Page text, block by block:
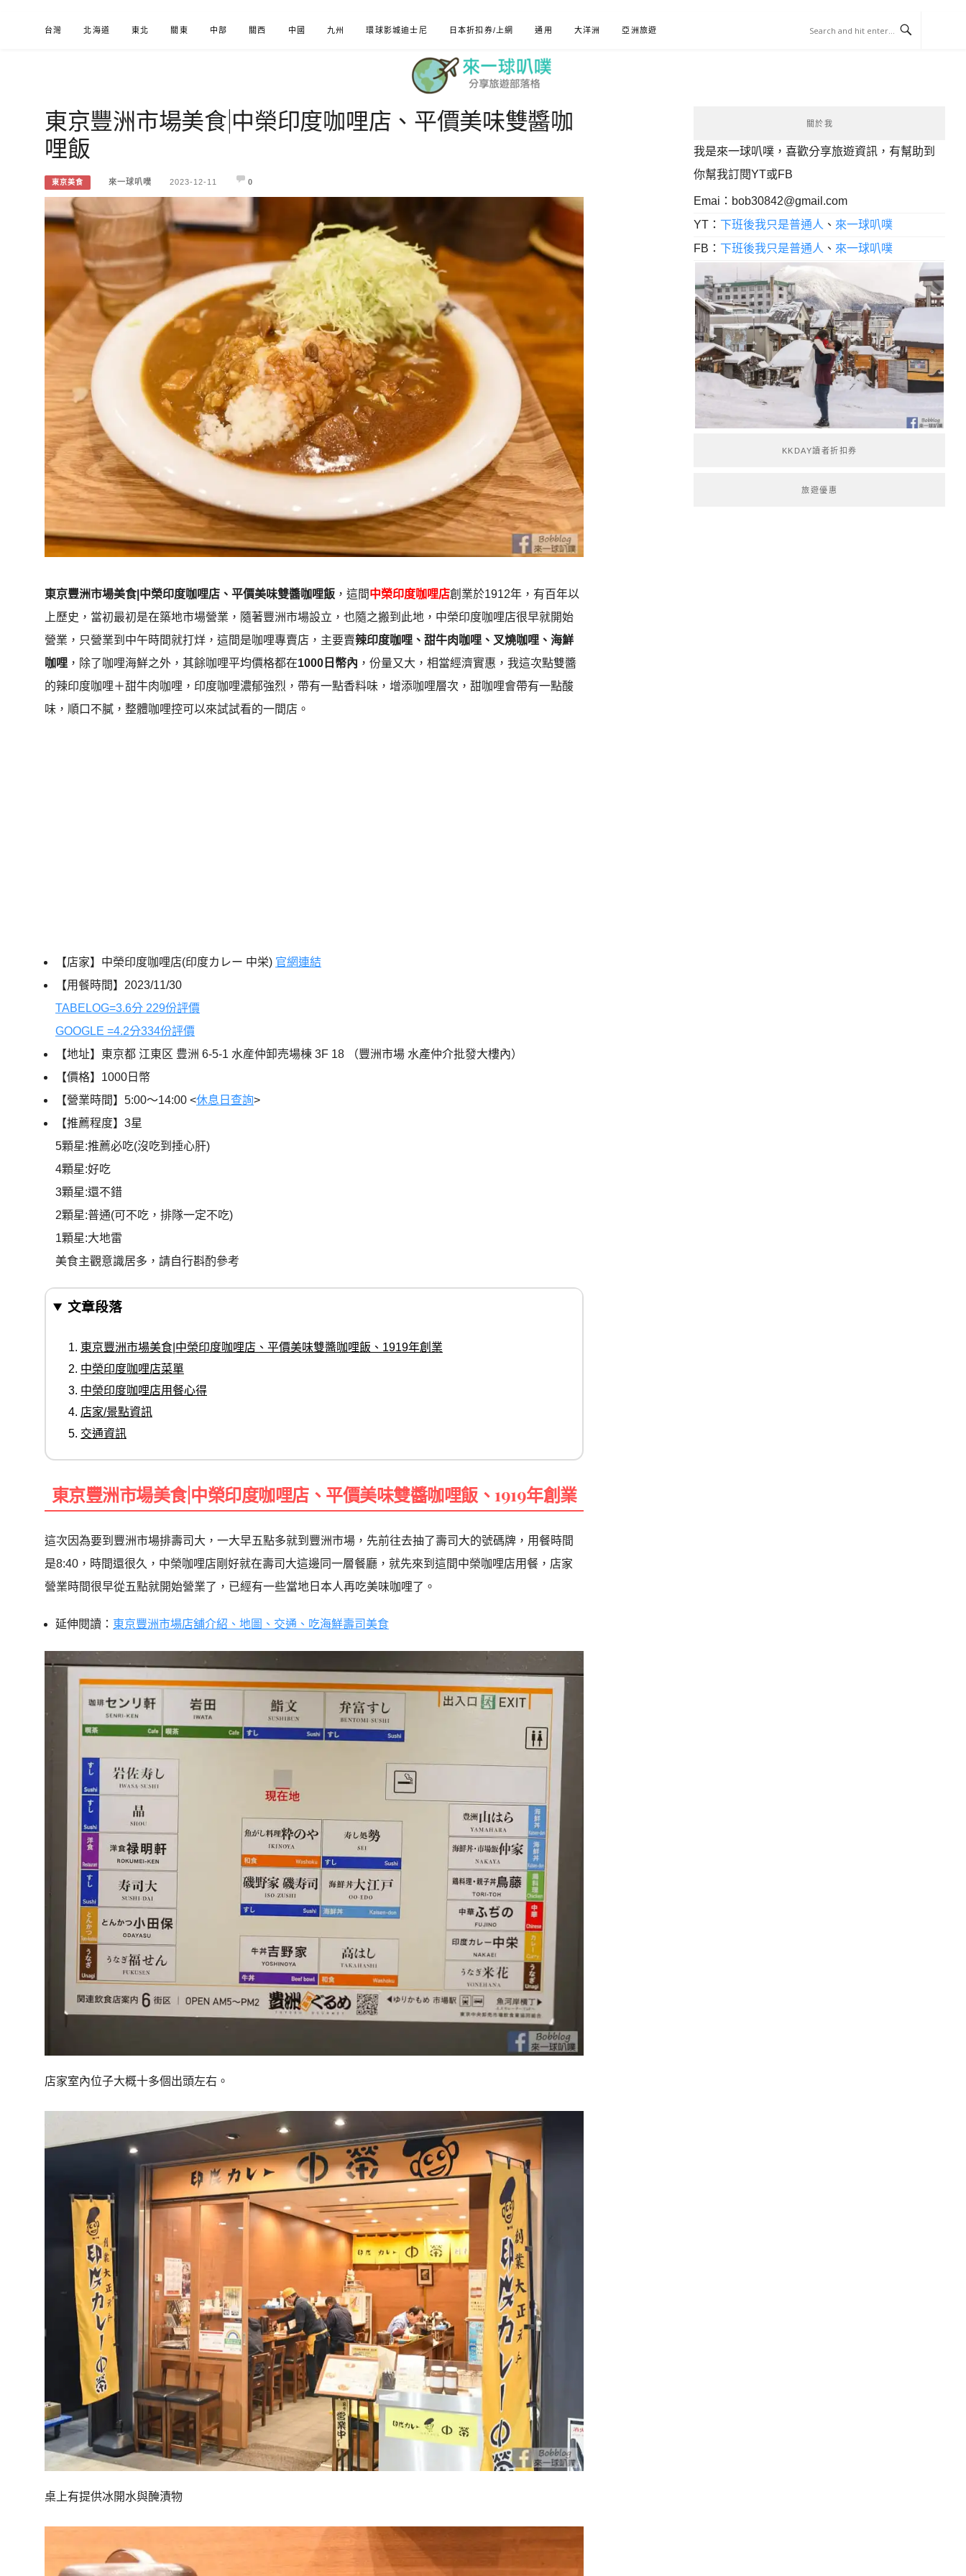
台灣 北海道 東北 關東 中部 關西 中國 九州 環球影城迪士尼 日本折扣券/上網 通用 大洋洲 亞洲旅遊
來一球叭噗
分享日本自助部落格
東京豐洲市場美食|中榮印度咖哩店、平價美味雙醬咖
哩飯
東京美食 來一球叭噗 2023-12-11 0
東京豐洲市場美食|中榮印度咖哩店、平價美味雙醬咖哩飯 ，這間中榮印度咖哩店創業於1912年，有百年以
上歷史，當初最初是在築地市場營業，隨著豐洲市場設立，也隨之搬到此地，中榮印度咖哩店很早就開始
營業，只營業到中午時間就打烊，這間是咖哩專賣店，主要賣辣印度咖哩、甜牛肉咖哩、叉燒咖哩、海鮮
咖哩 ，除了咖哩海鮮之外，其餘咖哩平均價格都在1000日幣內 ，份量又大，相當經濟實惠，我這次點雙醬
的辣印度咖哩＋甜牛肉咖哩，印度咖哩濃郁強烈，帶有一點香料味，增添咖哩層次，甜咖哩會帶有一點酸
味，順口不膩，整體咖哩控可以來試試看的一間店。
【店家】中榮印度咖哩店(印度カレー 中栄) 官網連結
【用餐時間】2023/11/30
TABELOG=3.6分 229份評價
GOOGLE =4.2分334份評價
【地址】東京都 江東区 豊洲 6-5-1 水産仲卸売場棟 3F 18 （豐洲市場 水產仲介批發大樓內）
【價格】1000日幣
【營業時間】5:00～14:00 <休息日查詢>
【推薦程度】3星
5顆星:推薦必吃(沒吃到捶心肝)
4顆星:好吃
3顆星:還不錯
2顆星:普通(可不吃，排隊一定不吃)
1顆星:大地雷
美食主觀意識居多，請自行斟酌參考
文章段落
東京豐洲市場美食|中榮印度咖哩店、平價美味雙醬咖哩飯、1919年創業
中榮印度咖哩店菜單
中榮印度咖哩店用餐心得
店家/景點資訊
交通資訊
東京豐洲市場美食|中榮印度咖哩店、平價美味雙醬咖哩飯、1919年創業
這次因為要到豐洲市場排壽司大，一大早五點多就到豐洲市場，先前往去抽了壽司大的號碼牌，用餐時間
是8:40，時間還很久，中榮咖哩店剛好就在壽司大這邊同一層餐廳，就先來到這間中榮咖哩店用餐，店家
營業時間很早從五點就開始營業了，已經有一些當地日本人再吃美味咖哩了。
延伸閱讀： 東京豐洲市場店舖介紹、地圖、交通、吃海鮮壽司美食
店家室內位子大概十多個出頭左右。
桌上有提供冰開水與醃漬物
關於我
我是來一球叭噗，喜歡分享旅遊資訊，有幫助到
你幫我訂閱YT或FB
Emai： bob30842@gmail.com
YT：下班後我只是普通人 、 來一球叭噗
FB：下班後我只是普通人 、 來一球叭噗
KKDAY讀者折扣券
旅遊優惠